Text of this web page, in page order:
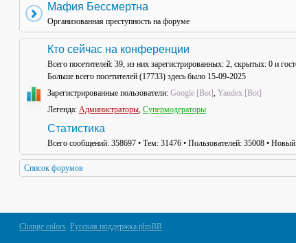
Мафия Бессмертна
Организованная преступность на форуме
Кто сейчас на конференции
Всего посетителей: 39, из них зарегистрированных: 2, скрытых: 0 и
Больше всего посетителей (17733) здесь было 15-09-2025
Зарегистрированные пользователи: Google [Bot], Yandex [Bot]
Легенда: Администраторы, Супермодераторы
Статистика
Всего сообщений: 358697 • Тем: 31476 • Пользователей: 35008 • Новый
Список форумов
Change colors. Русская поддержка phpBB